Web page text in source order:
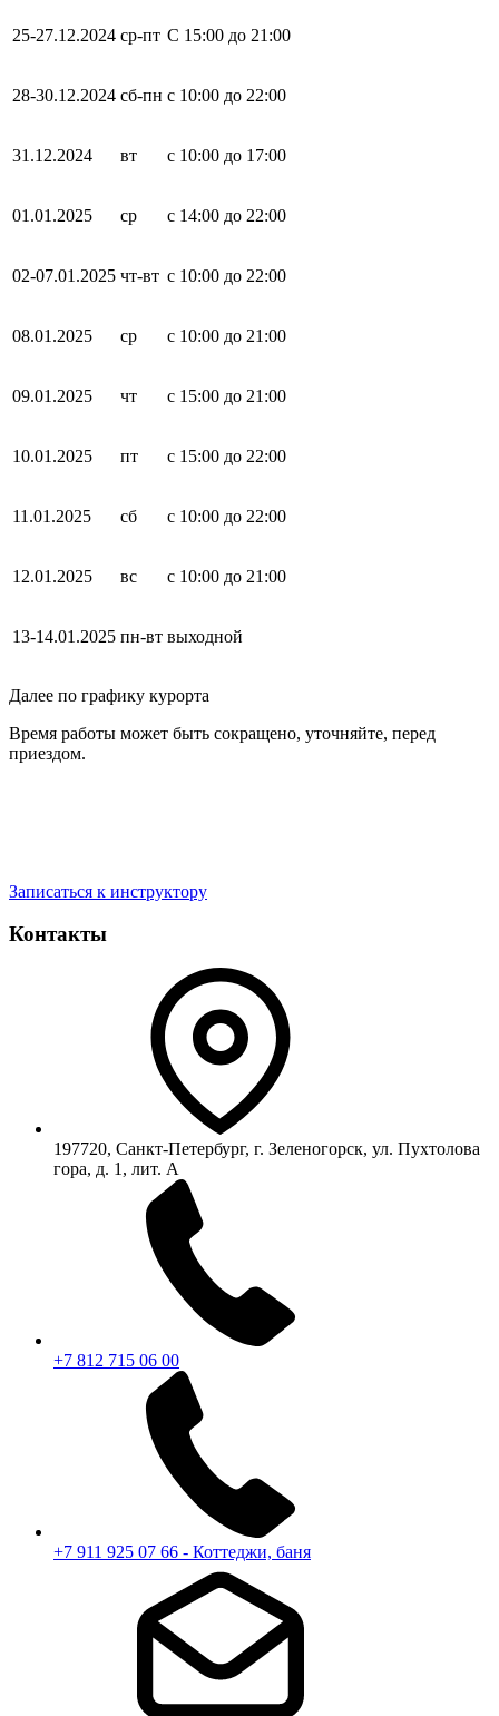
25-27.12.2024 ср-пт С 15:00 до 21:00
28-30.12.2024 сб-пн с 10:00 до 22:00
31.12.2024 вт с 10:00 до 17:00
01.01.2025 ср с 14:00 до 22:00
02-07.01.2025 чт-вт с 10:00 до 22:00
08.01.2025 ср с 10:00 до 21:00
09.01.2025 чт с 15:00 до 21:00
10.01.2025 пт с 15:00 до 22:00
11.01.2025 сб с 10:00 до 22:00
12.01.2025 вс с 10:00 до 21:00
13-14.01.2025 пн-вт выходной
Далее по графику курорта
Время работы может быть сокращено, уточняйте, перед
приездом.
Записаться к инструктору
Контакты
197720, Санкт-Петербург, г. Зеленогорск, ул. Пухтолова
гора, д. 1, лит. А
+7 812 715 06 00
+7 911 925 07 66 - Коттеджи, баня